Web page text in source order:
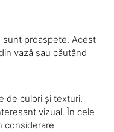
sunt proaspete. Acest
vază sau căutând
de culori și texturi.
vizual. În cele
considerare